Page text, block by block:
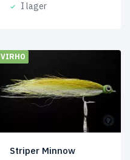
I lager
VIRHO
REA!
Striper Minnow